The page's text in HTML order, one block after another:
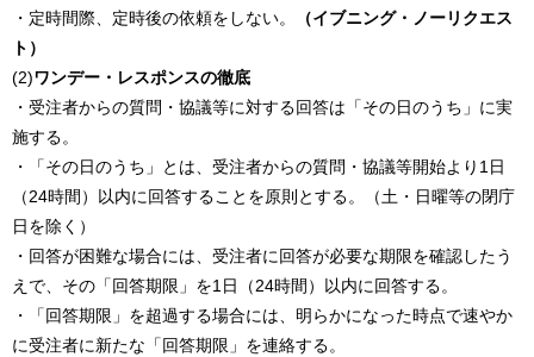
・定時間際、定時後の依頼をしない。
（イブニング・ノーリクエス
ト）
(2)ワンデー・レスポンスの徹底
・受注者からの質問・協議等に対する回答は「その日のうち」に実
施する。
・「その日のうち」とは、受注者からの質問・協議等開始より1日
（24時間）以内に回答することを原則とする。（土・日曜等の閉庁
日を除く）
・回答が困難な場合には、受注者に回答が必要な期限を確認したう
えで、その「回答期限」を1日（24時間）以内に回答する。
・「回答期限」を超過する場合には、明らかになった時点で速やか
に受注者に新たな「回答期限」を連絡する。